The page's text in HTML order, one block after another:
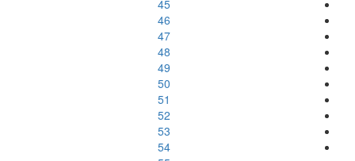
45
46
47
48
49
50
51
52
53
54